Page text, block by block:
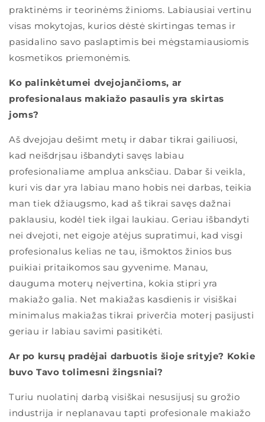
praktinėms ir teorinėms žinioms. Labiausiai vertinu
visas mokytojas, kurios dėstė skirtingas temas ir
pasidalino savo paslaptimis bei mėgstamiausiomis
kosmetikos priemonėmis.
Ko palinkėtumei dvejojančioms, ar
profesionalaus makiažo pasaulis yra skirtas
joms?
Aš dvejojau dešimt metų ir dabar tikrai gailiuosi,
kad neišdrįsau išbandyti savęs labiau
profesionaliame amplua anksčiau. Dabar ši veikla,
kuri vis dar yra labiau mano hobis nei darbas, teikia
man tiek džiaugsmo, kad aš tikrai savęs dažnai
paklausiu, kodėl tiek ilgai laukiau. Geriau išbandyti
nei dvejoti, net eigoje atėjus supratimui, kad visgi
profesionalus kelias ne tau, išmoktos žinios bus
puikiai pritaikomos sau gyvenime. Manau,
dauguma moterų neįvertina, kokia stipri yra
makiažo galia. Net makiažas kasdienis ir visiškai
minimalus makiažas tikrai priverčia moterį pasijusti
geriau ir labiau savimi pasitikėti.
Ar po kursų pradėjai darbuotis šioje srityje? Kokie
buvo Tavo tolimesni žingsniai?
Turiu nuolatinį darbą visiškai nesusijusį su grožio
industrija ir neplanavau tapti profesionale makiažo